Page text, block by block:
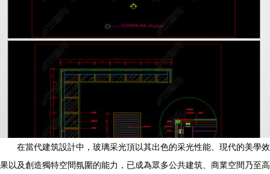
在當代建筑設計中，玻璃采光頂以其出色的采光性能、現代的美學效
果以及創造獨特空間氛圍的能力，已成為眾多公共建筑、商業空間乃至高